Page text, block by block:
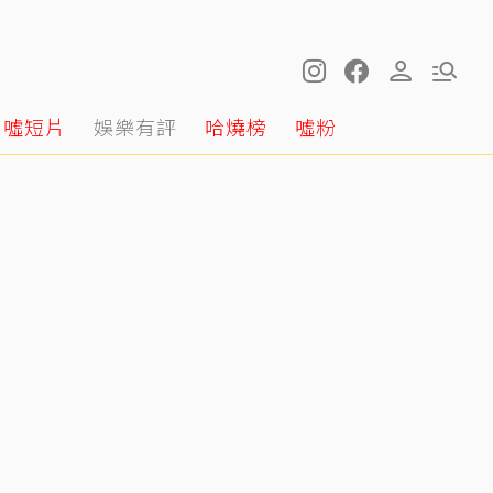
噓短片 娛樂有評 哈燒榜 噓粉